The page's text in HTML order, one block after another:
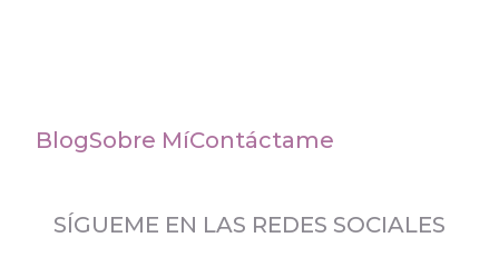
BlogSobre MíContáctame
SÍGUEME EN LAS REDES SOCIALES